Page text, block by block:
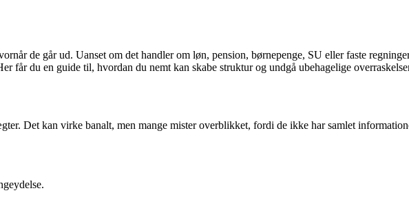
de går ud. Uanset om det handler om løn, pension, børnepenge, SU eller faste
får du en guide til, hvordan du nemt kan skabe struktur og undgå ubehagelige
Det kan virke banalt, men mange mister overblikket, fordi de ikke har samlet